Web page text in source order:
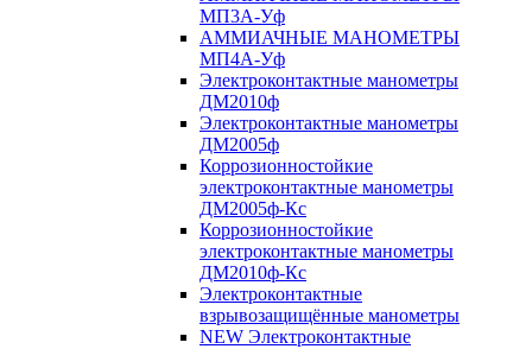
МП3А-Уф
АММИАЧНЫЕ МАНОМЕТРЫ
МП4А-Уф
Электроконтактные манометры
ДМ2010ф
Электроконтактные манометры
ДМ2005ф
Коррозионностойкие
электроконтактные манометры
ДМ2005ф-Кс
Коррозионностойкие
электроконтактные манометры
ДМ2010ф-Кс
Электроконтактные
взрывозащищённые манометры
NEW Электроконтактные